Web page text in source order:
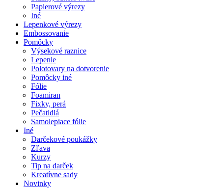
Papierové výrezy
Iné
Lepenkové výrezy
Embossovanie
Pomôcky
Výsekové raznice
Lepenie
Polotovary na dotvorenie
Pomôcky iné
Fólie
Foamiran
Fixky, perá
Pečatidlá
Samolepiace fólie
Iné
Darčekové poukážky
Zľava
Kurzy
Tip na darček
Kreatívne sady
Novinky